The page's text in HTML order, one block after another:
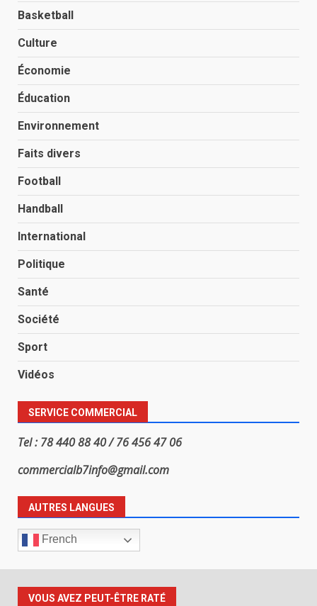
Basketball
Culture
Économie
Éducation
Environnement
Faits divers
Football
Handball
International
Politique
Santé
Société
Sport
Vidéos
SERVICE COMMERCIAL
Tel : 78 440 88 40 / 76 456 47 06
commercialb7info@gmail.com
AUTRES LANGUES
French
VOUS AVEZ PEUT-ÊTRE RATÉ